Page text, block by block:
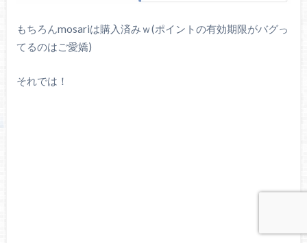
もちろんmosariは購入済みｗ(ポイントの有効期限がバグっ
てるのはご愛嬌)
それでは！